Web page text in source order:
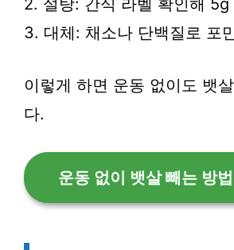
2. 설탕: 간식 라벨 확인해 5g
3. 대체: 채소나 단백질로 포
이렇게 하면 운동 없이도 뱃
다.
운동 없이 뱃살 빼는 방